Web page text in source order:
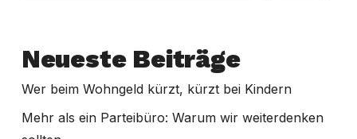
Neueste Beiträge
Wer beim Wohngeld kürzt, kürzt bei Kindern
Mehr als ein Parteibüro: Warum wir weiterdenken